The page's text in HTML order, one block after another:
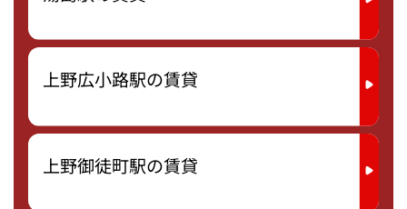
上野広小路駅の賃貸
上野御徒町駅の賃貸